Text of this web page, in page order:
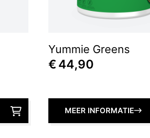
Yummie Greens
€ 44,90
MEER INFORMATIE